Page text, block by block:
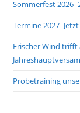
Sommerfest 2026
Termine 2027 -
Frischer Wind trifft
Probetraining